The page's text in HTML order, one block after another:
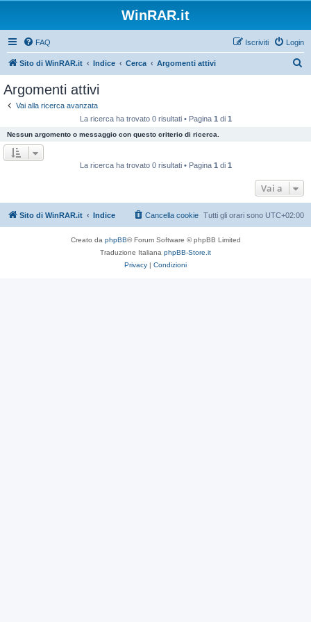
WinRAR.it
FAQ Login
Iscriviti
Sito di WinRAR.it Indice Cerca Argomenti attivi
Argomenti attivi
Vai alla ricerca avanzata
La ricerca ha trovato 0 risultati • Pagina 1 di 1
Nessun argomento o messaggio con questo criterio di ricerca.
La ricerca ha trovato 0 risultati • Pagina 1 di 1
Vai a
Sito di WinRAR.it Indice Tutti gli orari sono UTC+02:00
Cancella cookie
Creato da phpBB® Forum Software © phpBB Limited
Traduzione Italiana phpBB-Store.it
Privacy | Condizioni